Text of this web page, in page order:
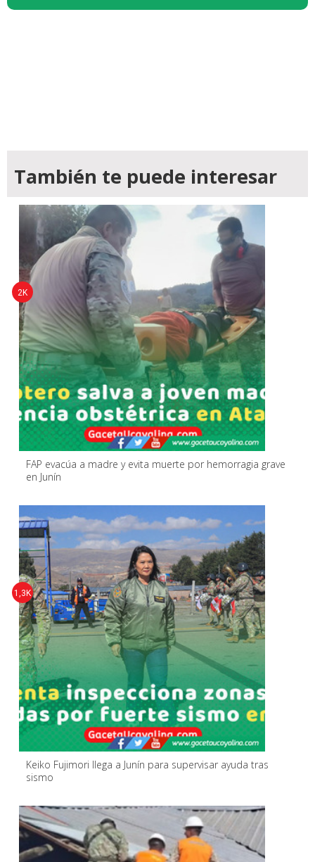
También te puede interesar
FAP evacúa a madre y evita muerte por hemorragia grave
en Junín
2K
Keiko Fujimori llega a Junín para supervisar ayuda tras
sismo
1,3K